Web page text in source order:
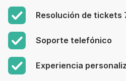
Resolución de tickets
Soporte telefónico
Experiencia